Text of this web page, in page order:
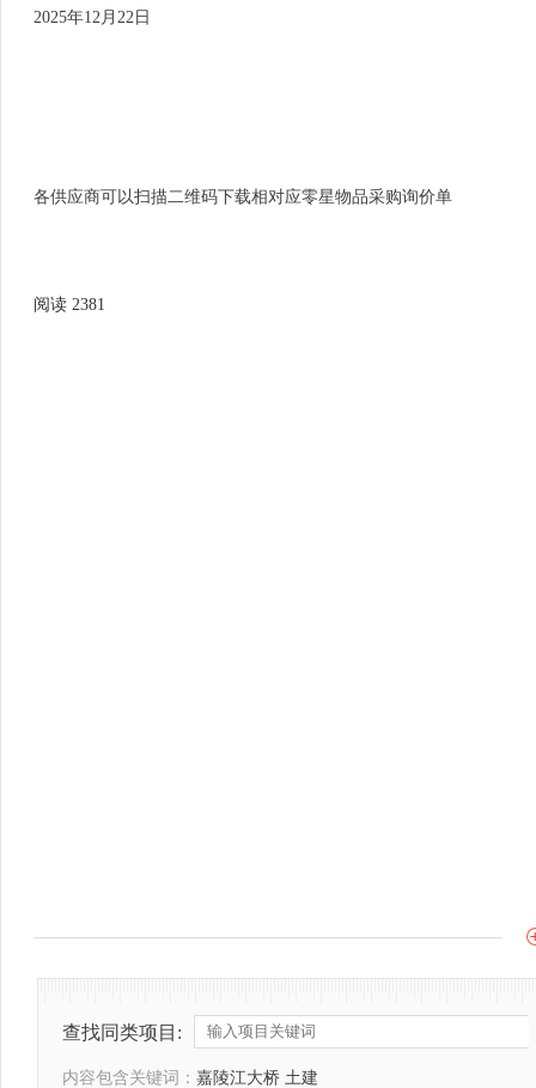
2025年12月22日
各供应商可以扫描二维码下载相对应零星物品采购询价单
阅读 2381
查找同类项目:
内容包含关键词： 嘉陵江大桥 土建